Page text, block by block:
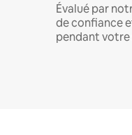
Évalué par
de confiance
pendant votre